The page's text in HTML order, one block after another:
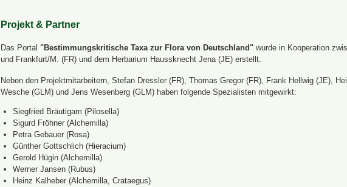
Projekt & Partner
Das Portal "Bestimmungskritische Taxa zur Flora von Deutschland" wurde in Kooperation
und Frankfurt/M. (FR) und dem Herbarium Haussknecht Jena (JE) erstellt.
Neben den Projektmitarbeitern, Stefan Dressler (FR), Thomas Gregor (FR), Frank Hellwig (JE),
Wesche (GLM) und Jens Wesenberg (GLM) haben folgende Spezialisten mitgewirkt:
Siegfried Bräutigam (Pilosella)
Sigurd Fröhner (Alchemilla)
Petra Gebauer (Rosa)
Günther Gottschlich (Hieracium)
Gerold Hügin (Alchemilla)
Werner Jansen (Rubus)
Heinz Kalheber (Alchemilla, Crataegus)